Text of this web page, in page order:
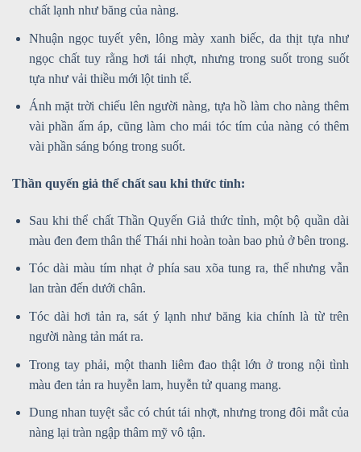
chất lạnh như băng của nàng.
Nhuận ngọc tuyết yên, lông mày xanh biếc, da thịt tựa như
ngọc chất tuy rằng hơi tái nhợt, nhưng trong suốt trong suốt
tựa như vải thiều mới lột tinh tế.
Ánh mặt trời chiếu lên người nàng, tựa hồ làm cho nàng thêm
vài phần ấm áp, cũng làm cho mái tóc tím của nàng có thêm
vài phần sáng bóng trong suốt.
Thần quyến giả thể chất sau khi thức tỉnh:
Sau khi thể chất Thần Quyến Giả thức tỉnh, một bộ quần dài
màu đen đem thân thể Thái nhi hoàn toàn bao phủ ở bên trong.
Tóc dài màu tím nhạt ở phía sau xõa tung ra, thế nhưng vẫn
lan tràn đến dưới chân.
Tóc dài hơi tản ra, sát ý lạnh như băng kia chính là từ trên
người nàng tản mát ra.
Trong tay phải, một thanh liêm đao thật lớn ở trong nội tình
màu đen tản ra huyễn lam, huyễn tử quang mang.
Dung nhan tuyệt sắc có chút tái nhợt, nhưng trong đôi mắt của
nàng lại tràn ngập thâm mỹ vô tận.